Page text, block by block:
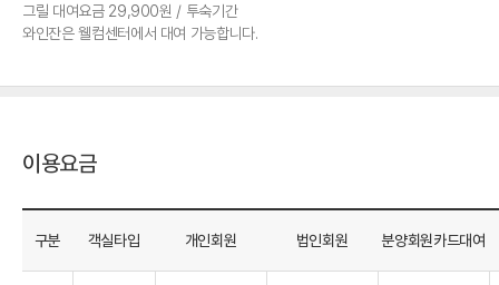
그릴 대여요금 29,900원 / 투숙기간
와인잔은 웰컴센터에서 대여 가능합니다.
이용요금
구분 객실타입 개인회원 법인회원 분양회원카드대여